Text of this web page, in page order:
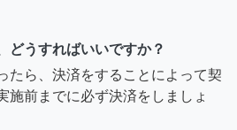
どうすればいいですか？
たら、決済をすることによって契
施前までに必ず決済をしましょ